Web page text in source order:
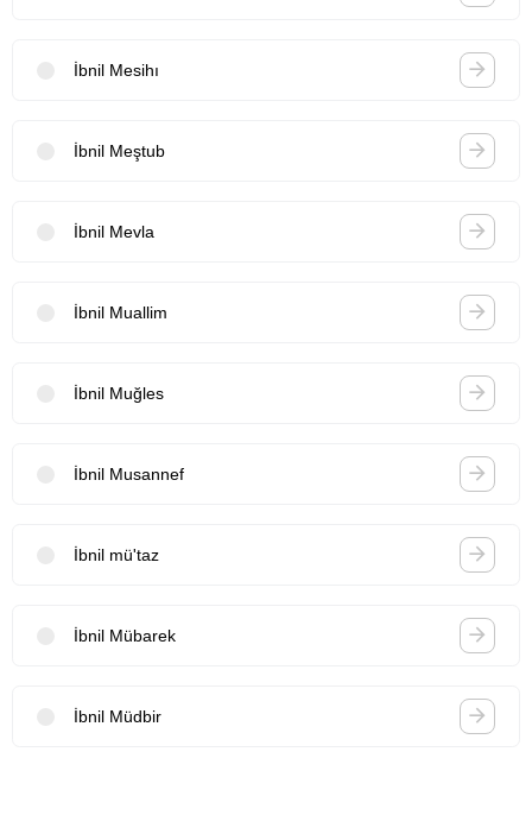
İbnil Mesihı
İbnil Meştub
İbnil Mevla
İbnil Muallim
İbnil Muğles
İbnil Musannef
İbnil mü'taz
İbnil Mübarek
İbnil Müdbir